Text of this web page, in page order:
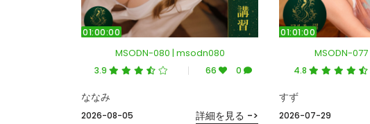
01:00:00
MSODN-080 | msodn080
3.9 66 0
2026-08-05
ななみ
詳細を見る ->
01:01:00
MSODN-
4.8
2026-07-29
すず